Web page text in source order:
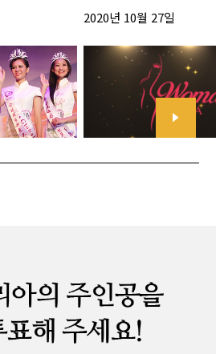
2020년 10월 27일